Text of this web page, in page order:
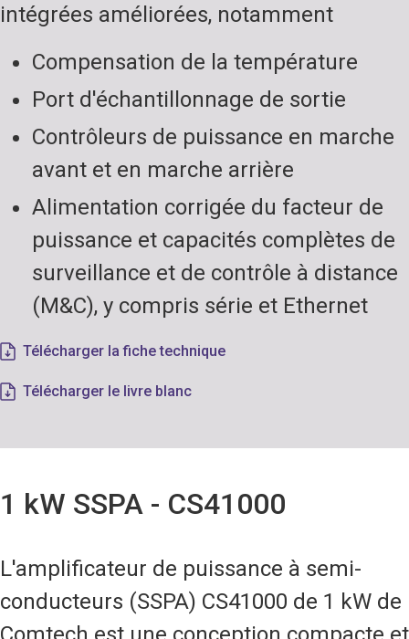
intégrées améliorées, notamment
Compensation de la température
Port d'échantillonnage de sortie
Contrôleurs de puissance en marche
avant et en marche arrière
Alimentation corrigée du facteur de
puissance et capacités complètes de
surveillance et de contrôle à distance
(M&C), y compris série et Ethernet
Télécharger la fiche technique
Télécharger le livre blanc
1 kW SSPA - CS41000
L'amplificateur de puissance à semi-
conducteurs (SSPA) CS41000 de 1 kW de